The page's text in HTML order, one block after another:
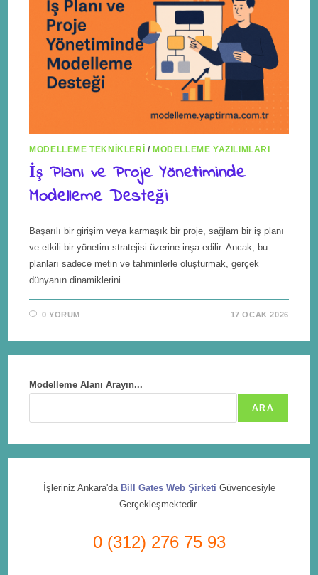
MODELLEME TEKNIKLERI / MODELLEME YAZILIMLARI
İş Planı ve Proje Yönetiminde
Modelleme Desteği
Başarılı bir girişim veya karmaşık bir proje, sağlam bir iş planı
ve etkili bir yönetim stratejisi üzerine inşa edilir. Ancak, bu
planları sadece metin ve tahminlerle oluşturmak, gerçek
dünyanın dinamiklerini…
0 YORUM 17 OCAK 2026
Modelleme Alanı Arayın...
ARA
İşleriniz Ankara'da Bill Gates Web Şirketi Güvencesiyle
Gerçekleşmektedir.
0 (312) 276 75 93